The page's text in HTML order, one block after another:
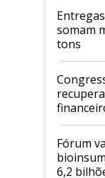
somam
tons
Fórum
6,2